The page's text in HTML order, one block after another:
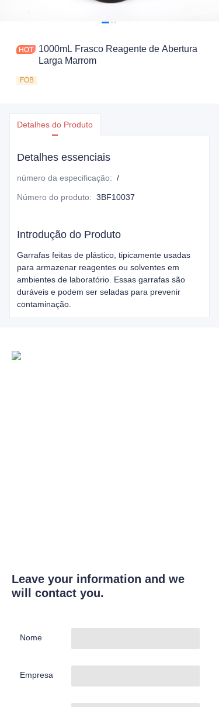
1000mL Frasco Reagente de Abertura
Larga Marrom
FOB
Detalhes do Produto
Detalhes essenciais
número da especificação: /
Número do produto: 3BF10037
Introdução do Produto
Garrafas feitas de plástico, tipicamente usadas
para armazenar reagentes ou solventes em
ambientes de laboratório. Essas garrafas são
duráveis e podem ser seladas para prevenir
contaminação.
Leave your information and we
will contact you.
Nome
Empresa